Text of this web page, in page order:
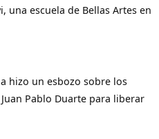
una escuela de Bellas Artes en
hizo un esbozo sobre los
Pablo Duarte para liberar